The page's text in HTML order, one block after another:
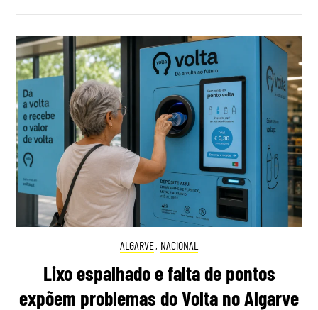
ALGARVE, NACIONAL
Lixo espalhado e falta de pontos
expõem problemas do Volta no Algarve